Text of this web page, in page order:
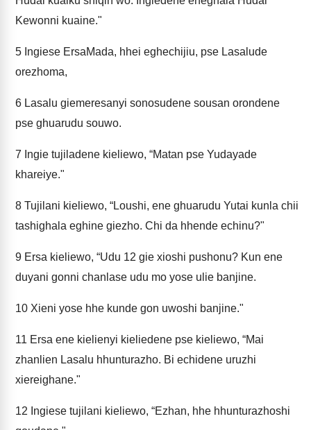
Kewonni kuaine."
5 Ingiese ErsaMada, hhei eghechijiu, pse Lasalude
orezhoma,
6 Lasalu giemeresanyi sonosudene sousan orondene
pse ghuarudu souwo.
7 Ingie tujiladene kieliewo, “Matan pse Yudayade
khareiye."
8 Tujilani kieliewo, “Loushi, ene ghuarudu Yutai kunla chii
tashighala eghine giezho. Chi da hhende echinu?"
9 Ersa kieliewo, “Udu 12 gie xioshi pushonu? Kun ene
duyani gonni chanlase udu mo yose ulie banjine.
10 Xieni yose hhe kunde gon uwoshi banjine."
11 Ersa ene kielienyi kieliedene pse kieliewo, “Mai
zhanlien Lasalu hhunturazho. Bi echidene uruzhi
xiereighane."
12 Ingiese tujilani kieliewo, “Ezhan, hhe hhunturazhoshi